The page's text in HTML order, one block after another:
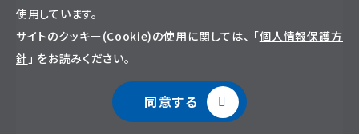
使用しています。
サイトのクッキー(Cookie)の使用に関しては、 「個人情報保護方
針」 をお読みください。
同意する